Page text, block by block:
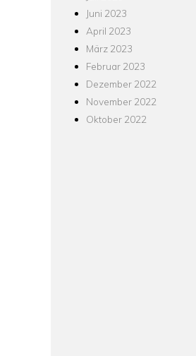
Juni 2023
April 2023
März 2023
Februar 2023
Dezember 2022
November 2022
Oktober 2022